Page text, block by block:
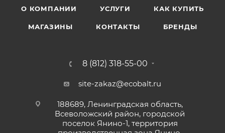
О КОМПАНИИ УСЛУГИ КАК КУПИТЬ
МАГАЗИНЫ КОНТАКТЫ БРЕНДЫ
8 (812) 318-55-00
site-zakaz@ecobalt.ru
188689, Ленинградская область,
Всеволожский район, городской
поселок Янино-1, территория